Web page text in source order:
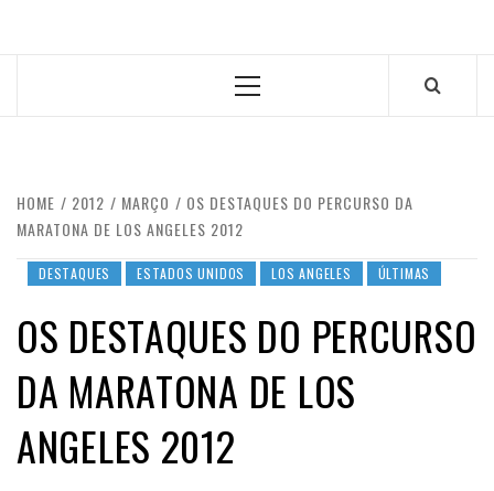
Primary
HOME 2012 MARÇO
OS DESTAQUES DO PERCURSO DA
MARATONA DE LOS ANGELES 2012
DESTAQUES ESTADOS UNIDOS LOS ANGELES ÚLTIMAS
OS DESTAQUES DO PERCURSO
DA MARATONA DE LOS
ANGELES 2012